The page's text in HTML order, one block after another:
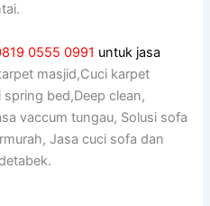
0555 0991 untuk jasa
masjid,Cuci karpet
bed,Deep clean,
vaccum tungau, Solusi sofa
Jasa cuci sofa dan